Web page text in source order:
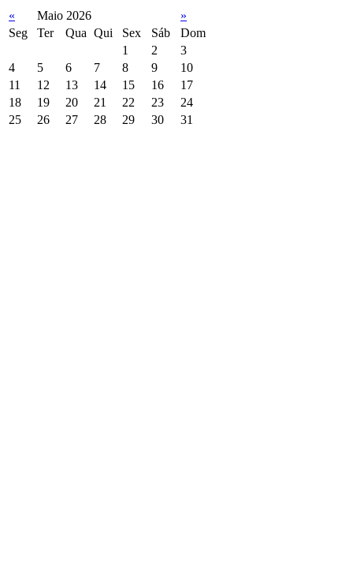
« Maio 2026
»
Seg
Ter Qua Qui Sex Sáb
Dom
1
2
3
4
5 6 7 8 9
10
11
12 13 14 15 16
17
18
19 20 21 22 23
24
25
26 27 28 29 30 31